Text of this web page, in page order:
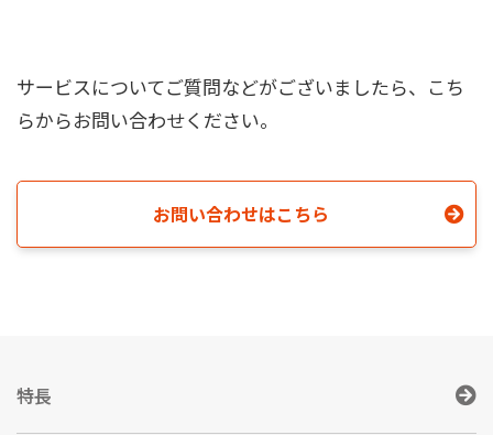
サービスについてご質問などがございましたら、こち
らからお問い合わせください。
お問い合わせはこちら
特長